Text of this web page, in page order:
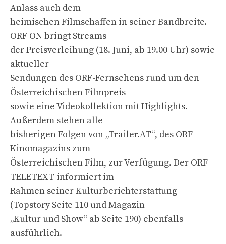
Anlass auch dem
heimischen Filmschaffen in seiner Bandbreite.
ORF ON bringt Streams
der Preisverleihung (18. Juni, ab 19.00 Uhr) sowie
aktueller
Sendungen des ORF-Fernsehens rund um den
Österreichischen Filmpreis
sowie eine Videokollektion mit Highlights.
Außerdem stehen alle
bisherigen Folgen von „Trailer.AT“, des ORF-
Kinomagazins zum
Österreichischen Film, zur Verfügung. Der ORF
TELETEXT informiert im
Rahmen seiner Kulturberichterstattung
(Topstory Seite 110 und Magazin
„Kultur und Show“ ab Seite 190) ebenfalls
ausführlich.